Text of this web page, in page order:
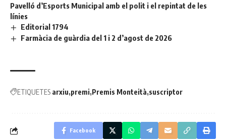
Pavelló d’Esports Municipal amb el polit i el repintat de les
línies
Editorial 1794
Farmàcia de guàrdia del 1 i 2 d’agost de 2026
ETIQUETES arxiu premi Premis Monteità suscriptor
Facebook